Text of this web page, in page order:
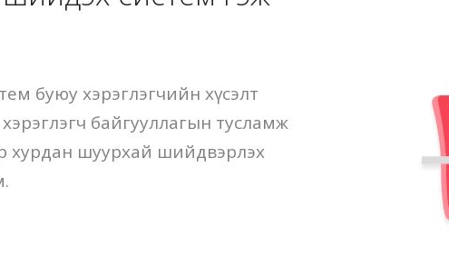
буюу хэрэглэгчийн хүсэлт
байгууллагын тусламж
хурдан шуурхай шийдвэрлэх